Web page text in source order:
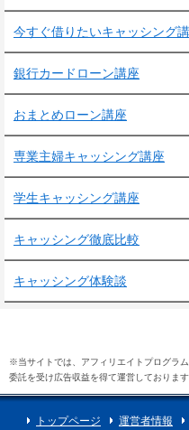
今すぐ借りたいキャッシング
銀行カードローン講座
おまとめローン講座
専業主婦キャッシング講座
学生キャッシング講座
キャッシング徹底比較
キャッシング体験談
※当サイトでは、アフィリエイトプログラ
委託を受け広告収益を得て運営しております
トップページ 運営者情報